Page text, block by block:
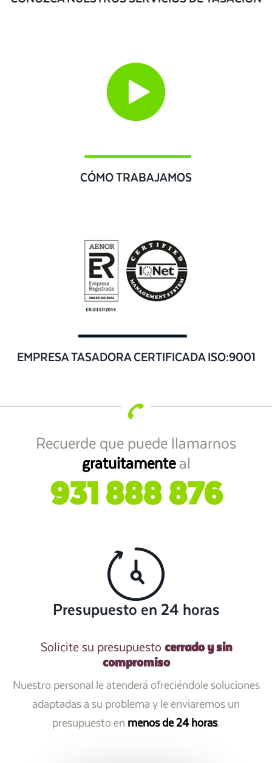
CÓMO TRABAJAMOS
EMPRESA TASADORA CERTIFICADA ISO:9001
Recuerde que puede llamarnos
gratuitamenteal
931 888 876
Presupuesto en 24 horas
Solicite su presupuesto cerrado y sin
compromiso
Nuestro personal le atenderá ofreciéndole soluciones
adaptadas a su problema y le enviaremos un
presupuesto en menos de 24 horas.